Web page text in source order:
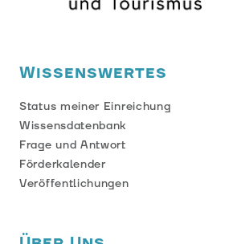
Wissenswertes
Status meiner Einreichung
Wissensdatenbank
Frage und Antwort
Förderkalender
Veröffentlichungen